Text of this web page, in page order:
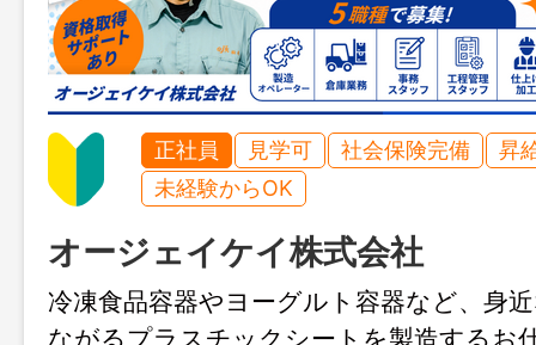
正社員 見学可 社会保険完備
昇
未経験からOK
オージェイケイ株式会社
冷凍食品容器やヨーグルト容器など、身
ながるプラスチックシートを製造するお